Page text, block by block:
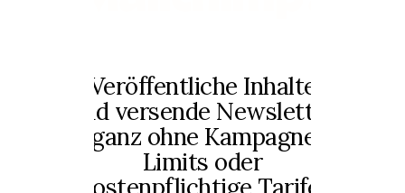
Veröffentliche Inhalte
und versende Newsletter
– ganz ohne Kampagnen,
Limits oder